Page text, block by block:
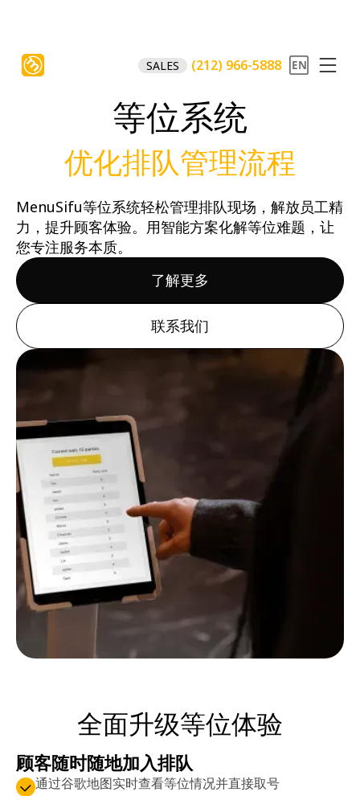
SALES (212) 966-5888
等位系统
优化排队管理流程
MenuSifu等位系统轻松管理排队现场，解放员工精
力，提升顾客体验。用智能方案化解等位难题，让
您专注服务本质。
了解更多
联系我们
全面升级等位体验
顾客随时随地加入排队
通过谷歌地图实时查看等位情况并直接取号